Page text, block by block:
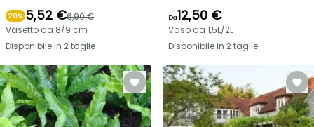
20% 5,52 €6,90 €
Vasetto da 8/9 cm
Disponibile in 2 taglie
Da12,50 €
Vaso da 1,5L/2L
Disponibile in 2 taglie